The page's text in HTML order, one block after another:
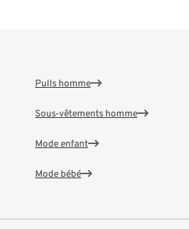
Pulls homme
Sous-vêtements homme
Mode enfant
Mode bébé